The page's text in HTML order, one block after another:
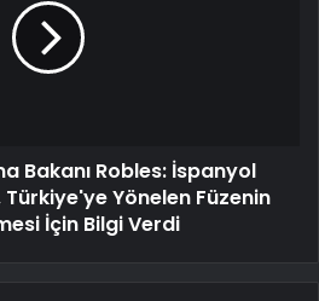
Bakanı Robles: İspanyol
Yönelen Füzenin
İçin Bilgi Verdi